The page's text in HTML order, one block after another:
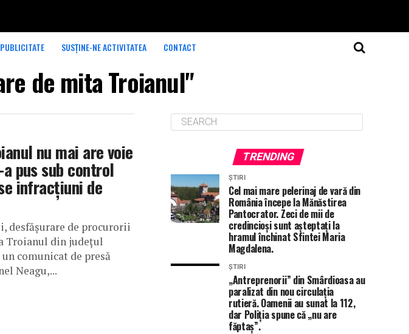
PUBLICITATE SUSȚINE-NE ACTIVITATEA CONTACT
de mita Troianul"
nu mai are voie
pus sub control
infracțiuni de
desfășurare de procurorii
Troianul din județul
comunicat de presă
Neagu,...
TRENDING
ȘTIRI
Cel mai mare pelerinaj de vară din
România începe la Mănăstirea
Pantocrator. Zeci de mii de
credincioși sunt așteptați la
hramul închinat Sfintei Maria
Magdalena.
ȘTIRI
„Antreprenorii” din Smârdioasa au
paralizat din nou circulația
rutieră. Oamenii au sunat la 112,
dar Poliția spune că „nu are
făptaș”.